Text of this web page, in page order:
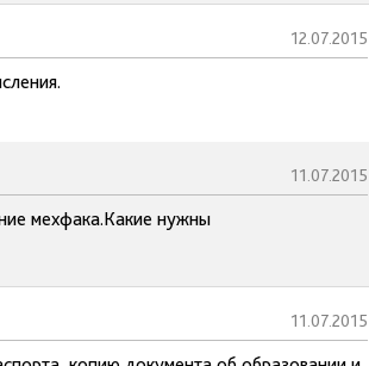
12.07.2015
11.07.2015
мехфака.Какие нужны
11.07.2015